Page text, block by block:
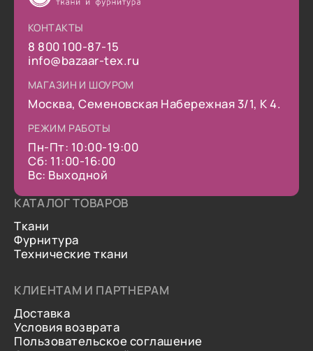
КОНТАКТЫ
8 800 100-87-15
info@bazaar-tex.ru
МАГАЗИН И ШОУРОМ
Москва, Семеновская Набережная 3/1, К 4.
РЕЖИМ РАБОТЫ
Пн-Пт: 10:00-19:00
Сб: 11:00-16:00
Вс: Выходной
КАТАЛОГ ТОВАРОВ
Ткани
Фурнитура
Технические ткани
КЛИЕНТАМ И ПАРТНЕРАМ
Доставка
Условия возврата
Пользовательское соглашение